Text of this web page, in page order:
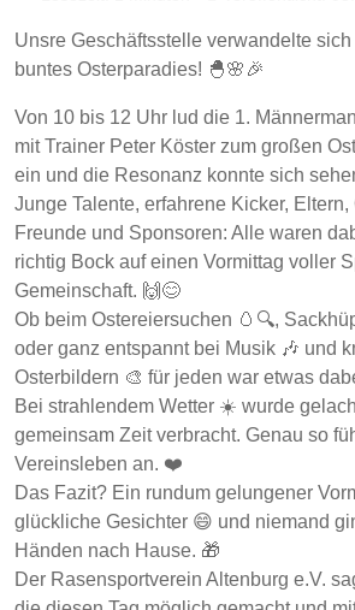
Unsre Geschäftsstelle verwandelte
buntes Osterparadies! 🐣🌸🎉
Von 10 bis 12 Uhr lud die 1.
mit Trainer Peter Köster zum großen
ein und die Resonanz konnte sich
Junge Talente, erfahrene Kicker, Eltern,
Freunde und Sponsoren: Alle waren
richtig Bock auf einen Vormittag voller
Gemeinschaft. 🙌😊
Ob beim Ostereiersuchen 🥚🔍,
oder ganz entspannt bei Musik 🎶 und
Osterbildern 🎨 für jeden war etwas
Bei strahlendem Wetter ☀️ wurde
gemeinsam Zeit verbracht. Genau so
Vereinsleben an. ❤️
Das Fazit? Ein rundum gelungener
glückliche Gesichter 😄 und niemand
Händen nach Hause. 🎁
Der Rasensportverein Altenburg e.V.